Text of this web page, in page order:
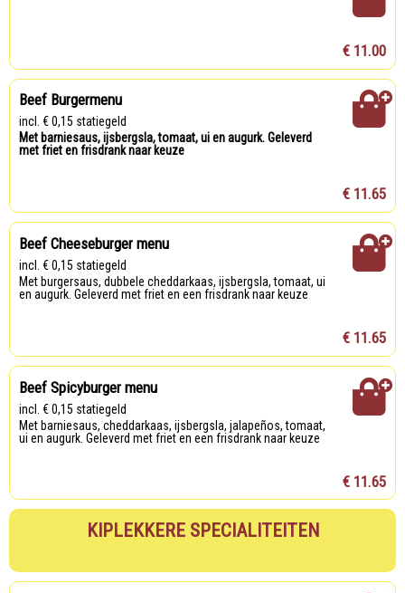
€ 11.00
Beef Burgermenu
incl. € 0,15 statiegeld
Met barniesaus, ijsbergsla, tomaat, ui en augurk. Geleverd
met friet en frisdrank naar keuze
€ 11.65
Beef Cheeseburger menu
incl. € 0,15 statiegeld
met burgersaus, dubbele cheddarkaas, ijsbergsla, tomaat, ui
en augurk. Geleverd met friet en een frisdrank naar keuze
€ 11.65
Beef Spicyburger menu
incl. € 0,15 statiegeld
met barniesaus, cheddarkaas, ijsbergsla, jalapeños, tomaat,
ui en augurk. Geleverd met friet en een frisdrank naar keuze
€ 11.65
KIPLEKKERE SPECIALITEITEN